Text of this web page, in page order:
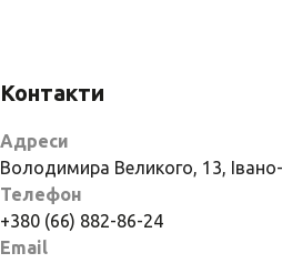
Контакти
Адреси
Володимира Великого, 13, Івано-
Телефон
+380 (66) 882-86-24
Email